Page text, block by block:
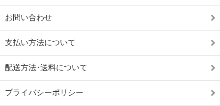
お問い合わせ
支払い方法について
配送方法･送料について
プライバシーポリシー